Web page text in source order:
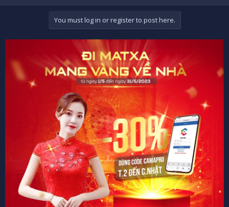
You must log in or register to post here.